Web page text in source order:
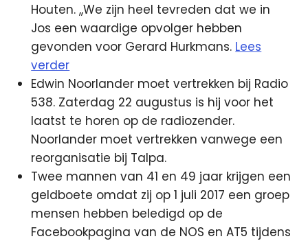
Houten. ,,We zijn heel tevreden dat we in
Jos een waardige opvolger hebben
gevonden voor Gerard Hurkmans. Lees
verder
Edwin Noorlander moet vertrekken bij Radio
538. Zaterdag 22 augustus is hij voor het
laatst te horen op de radiozender.
Noorlander moet vertrekken vanwege een
reorganisatie bij Talpa.
Twee mannen van 41 en 49 jaar krijgen een
geldboete omdat zij op 1 juli 2017 een groep
mensen hebben beledigd op de
Facebookpagina van de NOS en AT5 tijdens